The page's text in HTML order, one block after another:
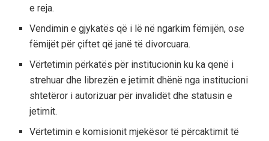
e reja.
Vendimin e gjykatës që i lë në ngarkim fëmijën, ose
fëmijët për çiftet që janë të divorcuara.
Vërtetimin përkatës për institucionin ku ka qenë i
strehuar dhe librezën e jetimit dhënë nga institucioni
shtetëror i autorizuar për invalidët dhe statusin e
jetimit.
Vërtetimin e komisionit mjekësor të përcaktimit të